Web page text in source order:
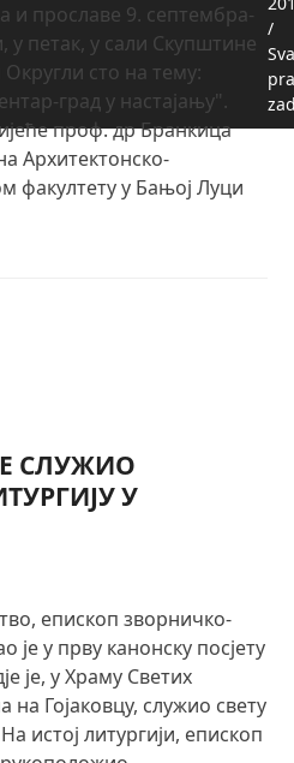
прославе 9. септембра-
петак, у сали Скупштине
сто на тему:
град у настајању".
проф. др Бранкица
Архитектонско-
факултету у Бањој Луци
СЛУЖИО
У
епископ зворничко-
је у прву канонску посјету
је, у Храму Светих
Гојаковцу, служио свету
На истој литургији, епископ
/
Sva